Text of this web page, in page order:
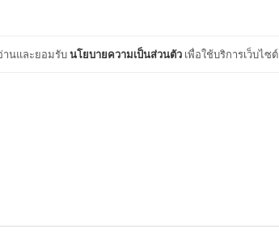
านและยอมรับนโยบายความเป็นส่วนตัว เพื่อใช้บริการเว็บไซต์